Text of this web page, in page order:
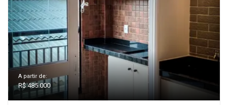
A partir de:
R$ 485.000